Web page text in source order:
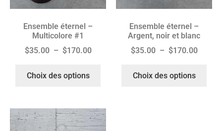
Ensemble éternel –
Multicolore #1
$35.00 – $170.00
Choix des options
Ensemble éternel –
Argent, noir et blanc
$35.00 – $170.00
Choix des options